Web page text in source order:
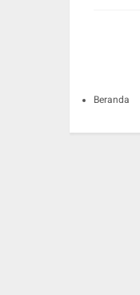
Beranda